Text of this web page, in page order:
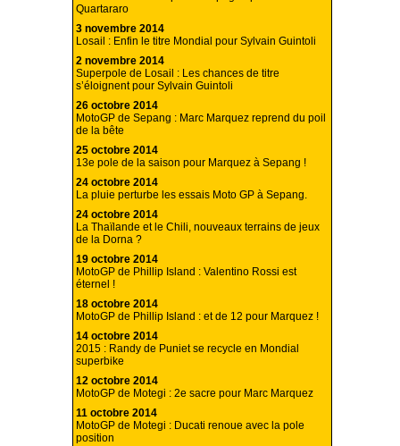
Quartararo
3 novembre 2014
Losail : Enfin le titre Mondial pour Sylvain Guintoli
2 novembre 2014
Superpole de Losail : Les chances de titre
s’éloignent pour Sylvain Guintoli
26 octobre 2014
MotoGP de Sepang : Marc Marquez reprend du poil
de la bête
25 octobre 2014
13e pole de la saison pour Marquez à Sepang !
24 octobre 2014
La pluie perturbe les essais Moto GP à Sepang.
24 octobre 2014
La Thaïlande et le Chili, nouveaux terrains de jeux
de la Dorna ?
19 octobre 2014
MotoGP de Phillip Island : Valentino Rossi est
éternel !
18 octobre 2014
MotoGP de Phillip Island : et de 12 pour Marquez !
14 octobre 2014
2015 : Randy de Puniet se recycle en Mondial
superbike
12 octobre 2014
MotoGP de Motegi : 2e sacre pour Marc Marquez
11 octobre 2014
MotoGP de Motegi : Ducati renoue avec la pole
position